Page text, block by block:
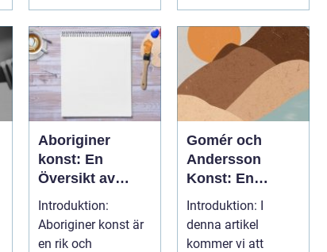
Aboriginer
konst: En
Översikt av
Konstformen
från Australiens
Urinvånare
Introduktion:
Aboriginer konst är
en rik och
Gomér och
Andersson
Konst: En
Fördjupande
Översikt
Introduktion: I
denna artikel
kommer vi att